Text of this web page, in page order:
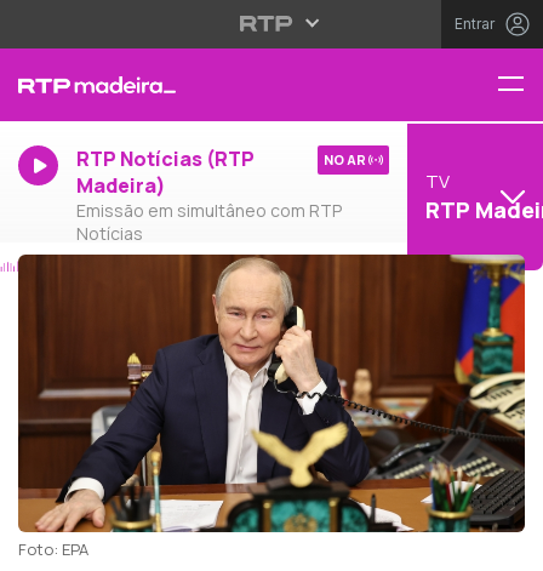
Entrar
RTP Notícias (RTP
Madeira)
Emissão em simultâneo com RTP
Notícias
NO AR
TV
RTP
Foto: EPA